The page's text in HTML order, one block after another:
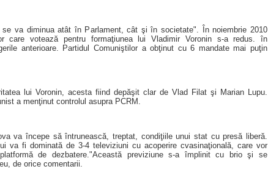
se va diminua atât în Parlament, cât şi în societate". În noiembrie 2010
care votează pentru formaţiunea lui Vladimir Voronin s-a redus. în
anterioare. Partidul Comuniştilor a obţinut cu 6 mandate mai puţin
lui Voronin, acesta fiind depăşit clar de Vlad Filat şi Marian Lupu.
a menţinut controlul asupra PCRM.
va începe să întrunească, treptat, condiţiile unui stat cu presă liberă.
va fi dominată de 3-4 televiziuni cu acoperire cvasinaţională, care vor
de dezbatere."Această previziune s-a împlinit cu brio şi se
de orice comentarii.